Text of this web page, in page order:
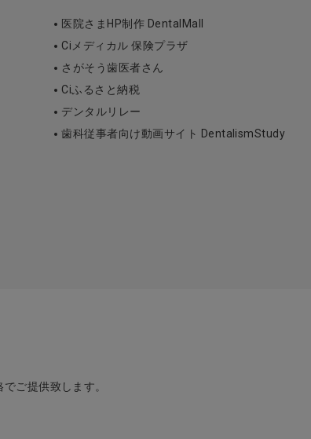
医院さまHP制作 DentalMall
Ciメディカル 保険プラザ
さがそう歯医者さん
Ciふるさと納税
デンタルリレー
歯科従事者向け動画サイト DentalismStudy
ご提供致します。